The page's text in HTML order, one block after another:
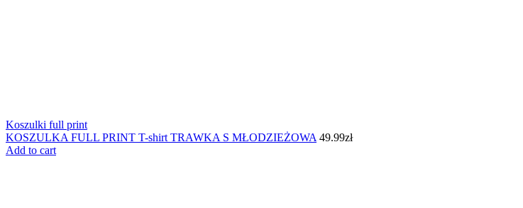
Koszulki full print
KOSZULKA FULL PRINT T-shirt TRAWKA S MŁODZIEŻOWA 49.99zł
Add to cart